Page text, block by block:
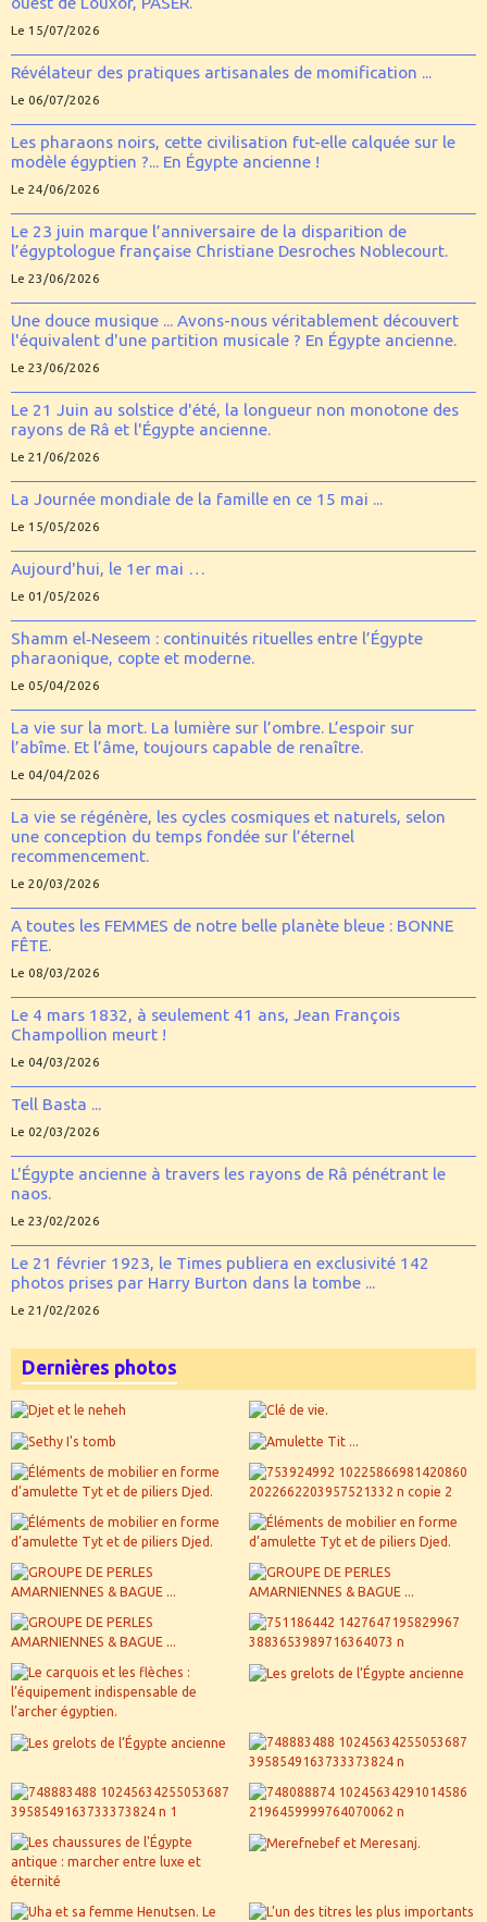
Le 15/07/2026
Révélateur des pratiques artisanales de momification ...
Le 06/07/2026
Les pharaons noirs, cette civilisation fut-elle calquée sur le
modèle égyptien ?... En Égypte ancienne !
Le 24/06/2026
Le 23 juin marque l’anniversaire de la disparition de
l’égyptologue française Christiane Desroches Noblecourt.
Le 23/06/2026
Une douce musique ... Avons-nous véritablement découvert
l'équivalent d'une partition musicale ? En Égypte ancienne.
Le 23/06/2026
Le 21 Juin au solstice d'été, la longueur non monotone des
rayons de Râ et l'Égypte ancienne.
Le 21/06/2026
La Journée mondiale de la famille en ce 15 mai ...
Le 15/05/2026
Aujourd'hui, le 1er mai …
Le 01/05/2026
Shamm el‑Neseem : continuités rituelles entre l’Égypte
pharaonique, copte et moderne.
Le 05/04/2026
La vie sur la mort. La lumière sur l’ombre. L’espoir sur
l’abîme. Et l’âme, toujours capable de renaître.
Le 04/04/2026
La vie se régénère, les cycles cosmiques et naturels, selon
une conception du temps fondée sur l’éternel
recommencement.
Le 20/03/2026
A toutes les FEMMES de notre belle planète bleue : BONNE
FÊTE.
Le 08/03/2026
Le 4 mars 1832, à seulement 41 ans, Jean François
Champollion meurt !
Le 04/03/2026
Tell Basta ...
Le 02/03/2026
L'Égypte ancienne à travers les rayons de Râ pénétrant le
naos.
Le 23/02/2026
Le 21 février 1923, le Times publiera en exclusivité 142
photos prises par Harry Burton dans la tombe ...
Le 21/02/2026
Dernières photos